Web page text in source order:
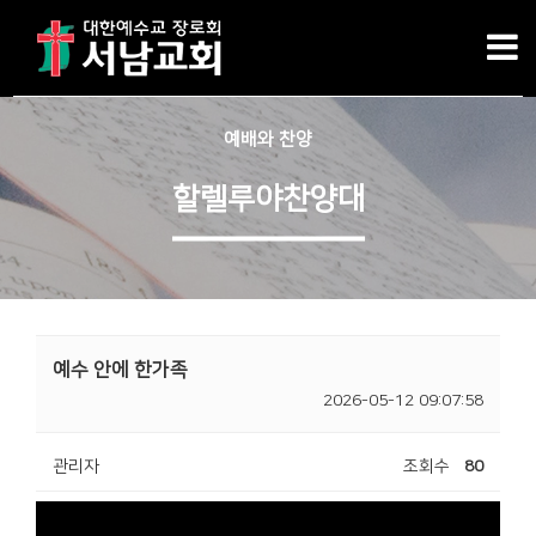
예배와 찬양
할렐루야찬양대
예수 안에 한가족
2026-05-12 09:07:58
관리자 조회수 80